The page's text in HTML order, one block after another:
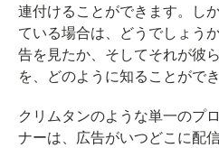
連付けることができます。し
ている場合は、どうでしょ
告を見たか、そしてそれが彼
を、どのように知ることがで
クリムタンのような単一のプ
ナーは、広告がいつどこに配